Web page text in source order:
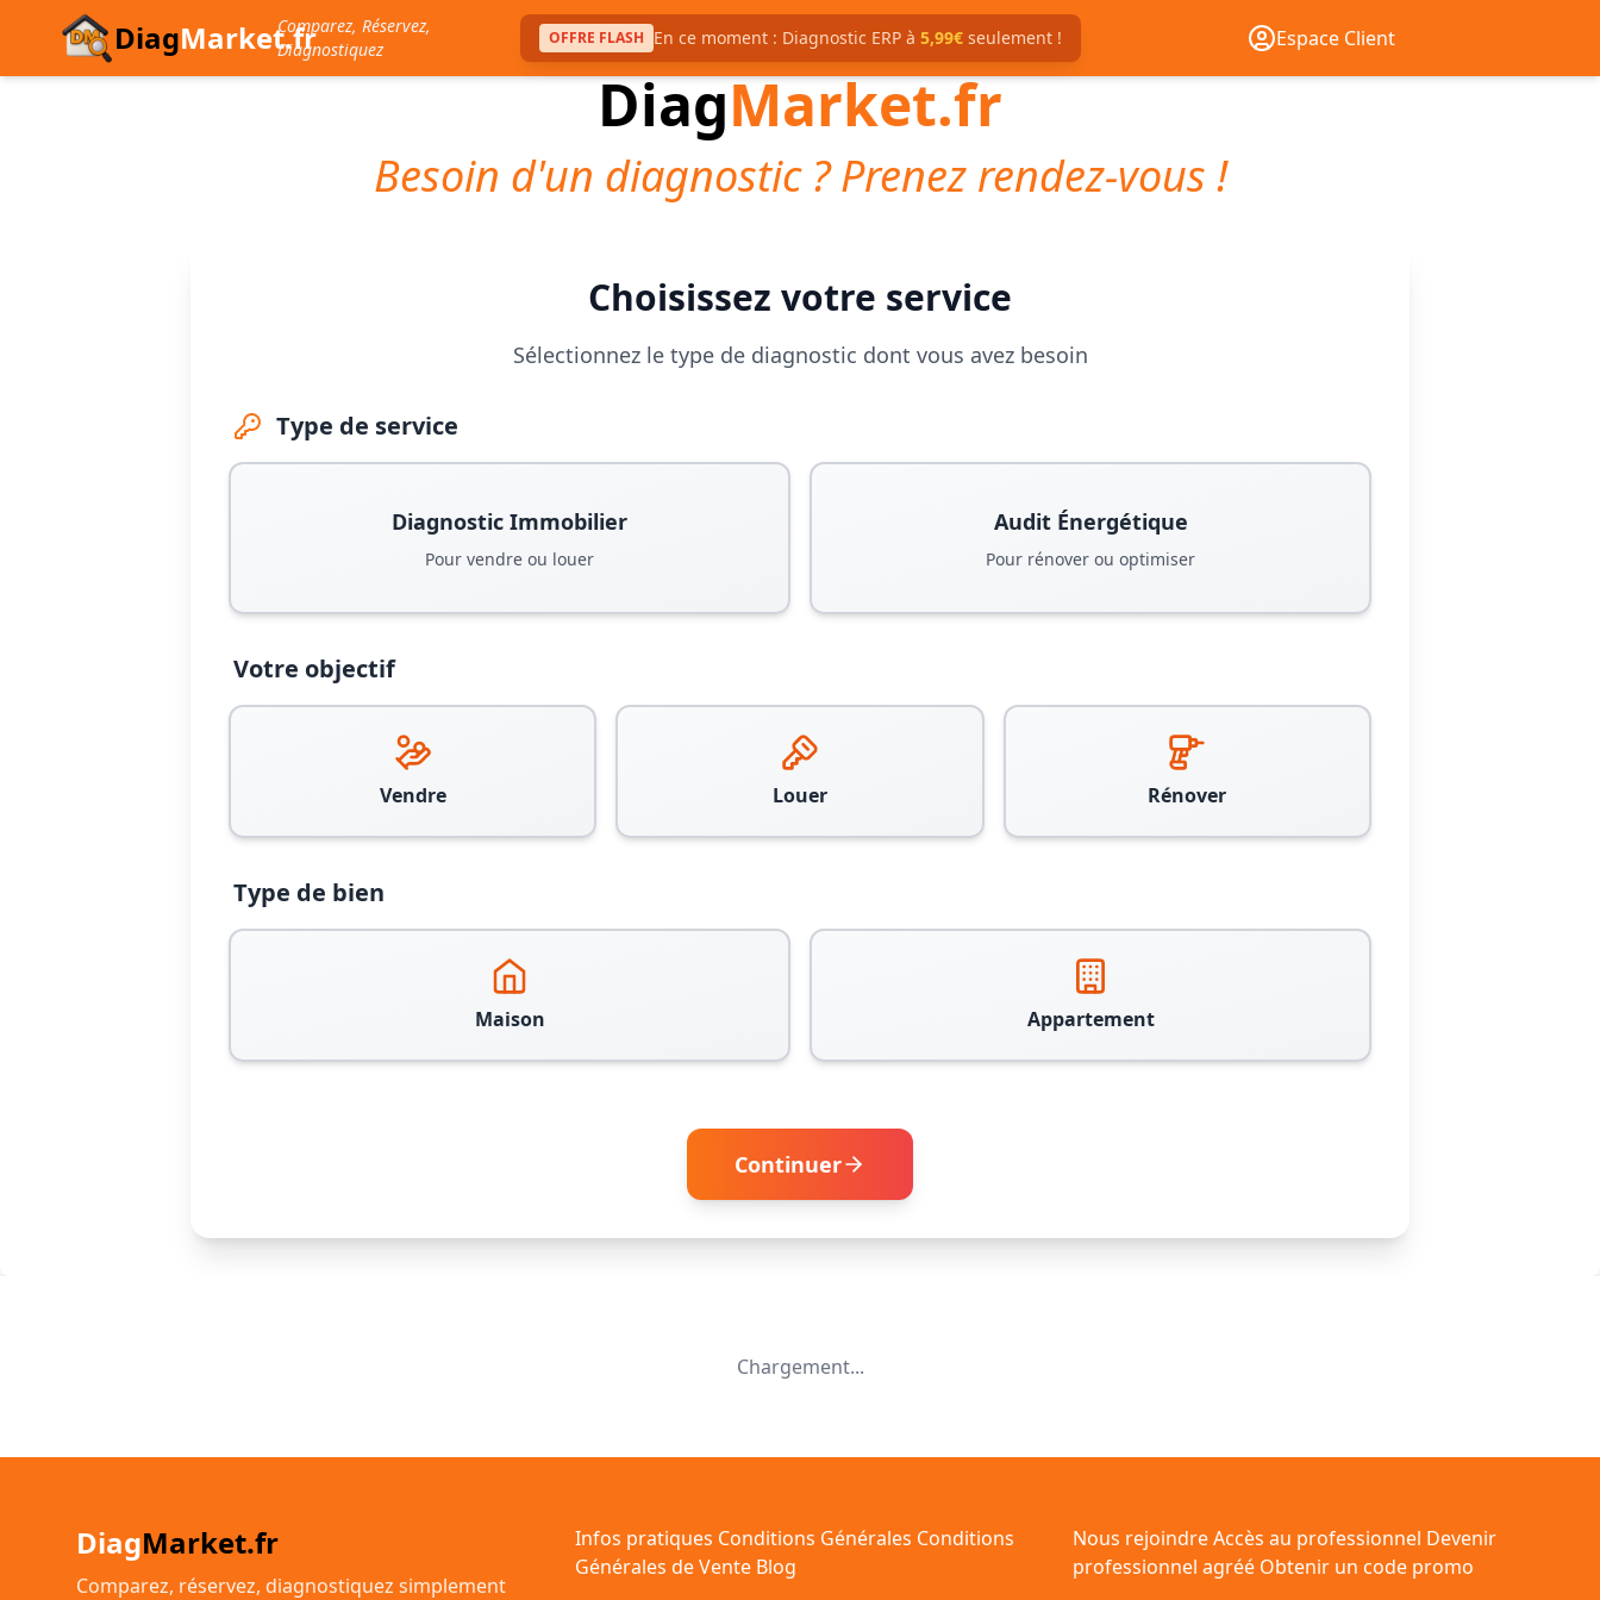
DiagMarket.frComparez, Réservez,
Diagnostiquez
OFFRE FLASH En ce moment : Diagnostic ERP à 5,99€seulement ! Espace Client
DiagMarket.fr
Besoin d'un diagnostic ? Prenez rendez-vous !
Choisissez votre service
Sélectionnez le type de diagnostic dont vous avez besoin
Type de service
Diagnostic Immobilier
Pour vendre ou louer
Audit Énergétique
Pour rénover ou optimiser
Votre objectif
Vendre Louer Rénover
Type de bien
Maison Appartement
Continuer
Chargement...
DiagMarket.fr
Comparez, réservez, diagnostiquez simplement
Infos pratiques Conditions Générales Conditions
Générales de Vente Blog
Nous rejoindreAccès au professionnel Devenir
professionnel agréé Obtenir un code promo